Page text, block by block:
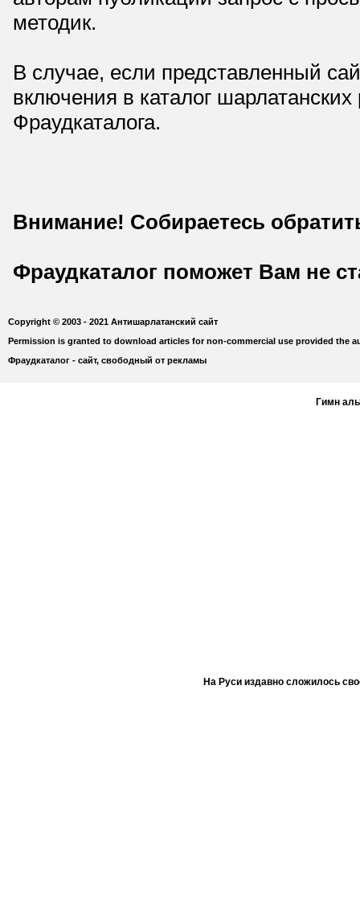
методик.
В случае, если представленный
включения в каталог
Фраудкаталога.
Внимание! Собираетесь
Фраудкаталог поможет Вам не
Copyright © 2003 - 2021 Антишарлатанский сайт
Permission is granted to download articles for non-commercial use provided the
Фраудкаталог - сайт, свободный от рекламы
Гимн
На Руси издавно сложилось